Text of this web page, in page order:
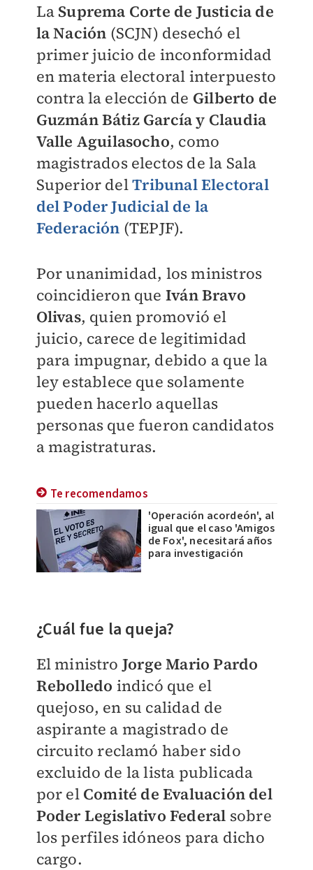
La Suprema Corte de Justicia de
la Nación (SCJN) desechó el
primer juicio de inconformidad
en materia electoral interpuesto
contra la elección de Gilberto de
Guzmán Bátiz García y Claudia
Valle Aguilasocho, como
magistrados electos de la Sala
Superior delTribunal Electoral
del Poder Judicial de la
Federación (TEPJF).
Por unanimidad, los ministros
coincidieron que Iván Bravo
Olivas, quien promovió el
juicio, carece de legitimidad
para impugnar, debido a que la
ley establece que solamente
pueden hacerlo aquellas
personas que fueron candidatos
a magistraturas.
Te recomendamos
'Operación acordeón', al
igual que el caso 'Amigos
de Fox', necesitará años
para investigación
¿Cuál fue la queja?
El ministro Jorge Mario Pardo
Rebolledo indicó que el
quejoso, en su calidad de
aspirante a magistrado de
circuito reclamó haber sido
excluido de la lista publicada
por el Comité de Evaluación del
Poder Legislativo Federal sobre
los perfiles idóneos para dicho
cargo.